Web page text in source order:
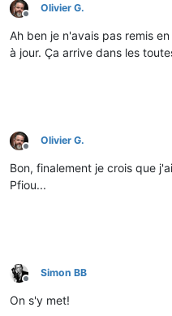
Hors-ligne
Olivier G.
Ah ben je n'avais pas remis
à jour. Ça arrive dans les
Hors-ligne
Olivier G.
Bon, finalement je crois que
Pfiou...
Hors-ligne
Simon BB
On s'y met!